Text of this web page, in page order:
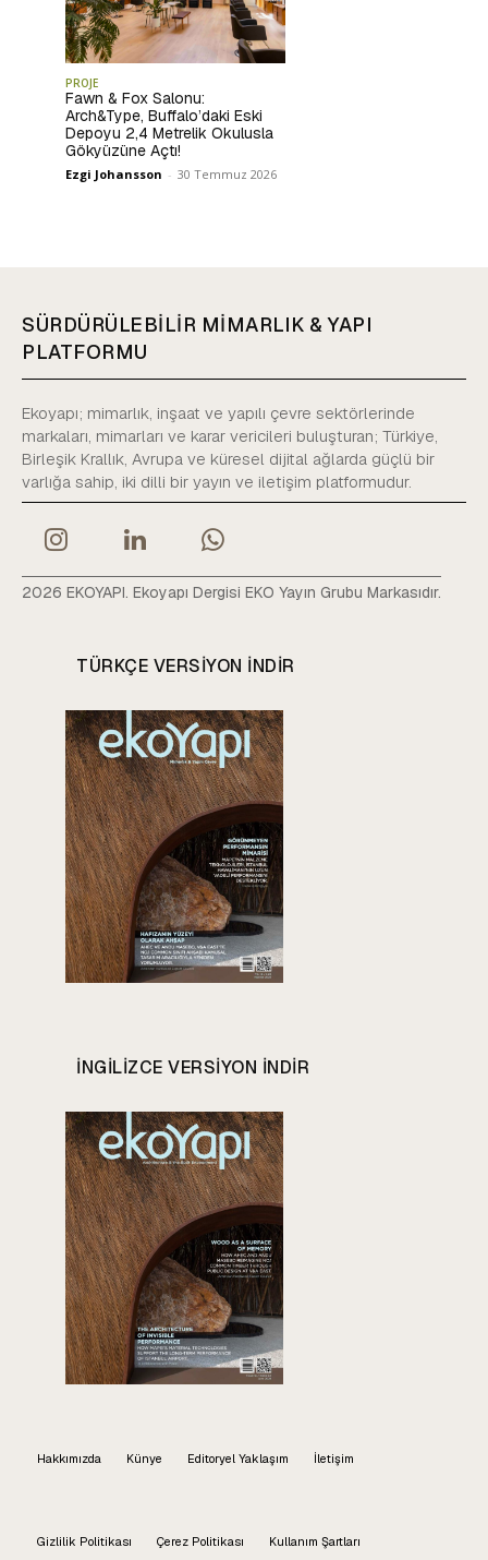
PROJE
Fawn & Fox Salonu:
Arch&Type, Buffalo’daki Eski
Depoyu 2,4 Metrelik Okulusla
Gökyüzüne Açtı!
Ezgi Johansson - 30 Temmuz 2026
SÜRDÜRÜLEBİLİR MİMARLIK & YAPI
PLATFORMU
Ekoyapı; mimarlık, inşaat ve yapılı çevre sektörlerinde
markaları, mimarları ve karar vericileri buluşturan; Türkiye,
Birleşik Krallık, Avrupa ve küresel dijital ağlarda güçlü bir
varlığa sahip, iki dilli bir yayın ve iletişim platformudur.
2026 EKOYAPI. Ekoyapı Dergisi EKO Yayın Grubu Markasıdır.
TÜRKÇE VERSIYON INDIR
INGILIZCE VERSIYON INDIR
Hakkımızda Künye Editoryel Yaklaşım İletişim
Gizlilik Politikası Çerez Politikası Kullanım Şartları